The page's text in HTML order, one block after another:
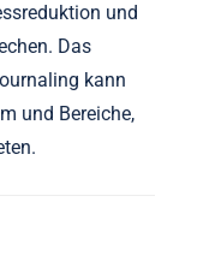
und
Das
kann
und Bereiche,